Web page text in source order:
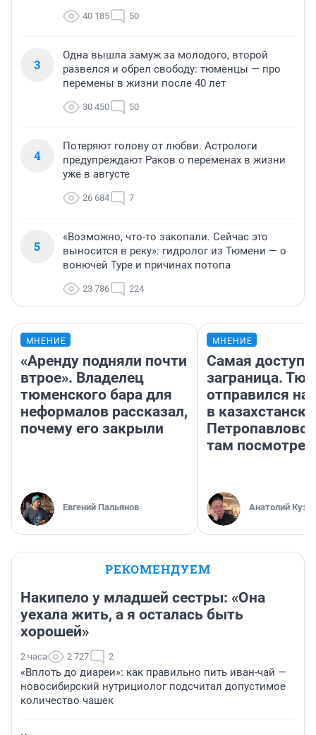
40 185 50
3
Одна вышла замуж за молодого, второй
развелся и обрел свободу: тюменцы — про
перемены в жизни после 40 лет
30 450 50
4
Потеряют голову от любви. Астрологи
предупреждают Раков о переменах в жизни
уже в августе
26 684 7
5
«Возможно, что-то закопали. Сейчас это
выносится в реку»: гидролог из Тюмени — о
вонючей Туре и причинах потопа
23 786 224
МНЕНИЕ
«Аренду подняли почти
втрое». Владелец
тюменского бара для
неформалов рассказал,
почему его закрыли
Евгений Пальянов
МНЕНИЕ
Самая
заграница.
отправился
в
там
Анатолий
РЕКОМЕНДУЕМ
Накипело у младшей сестры: «Она
уехала жить, а я осталась быть
хорошей»
2 часа 2 727 2
«Вплоть до диареи»: как правильно пить иван-чай —
новосибирский нутрициолог подсчитал допустимое
количество чашек